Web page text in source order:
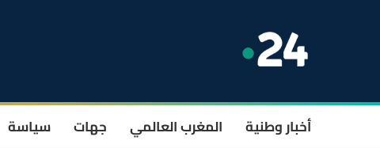
أخبار وطنية المغرب العالمي جهات سياسة